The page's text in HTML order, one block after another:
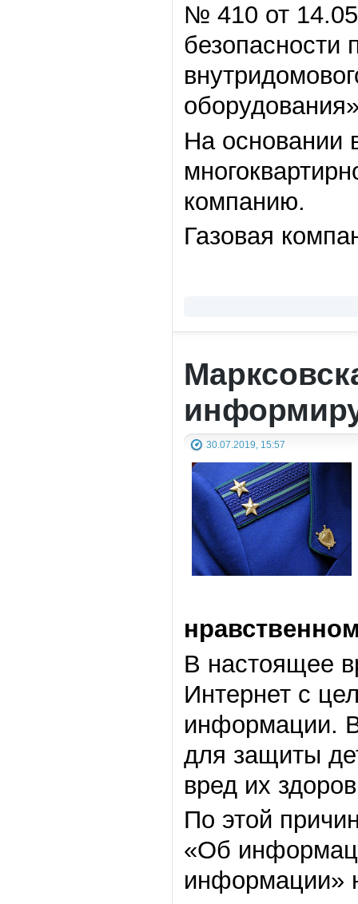
№ 410 от
безопасности
На основании
компанию.
Газовая
30.07.2019, 15:57
В настоящее
Интернет с
информации.
для защиты
вред их
По этой
«Об
информации»